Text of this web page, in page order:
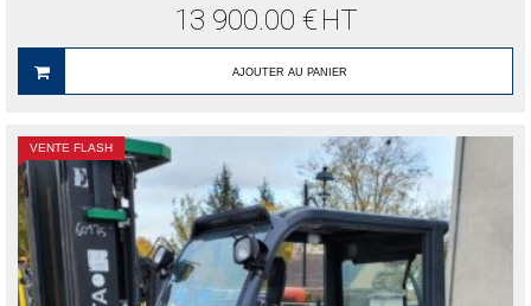
13 900.00 € HT
AJOUTER AU PANIER
VENTE FLASH